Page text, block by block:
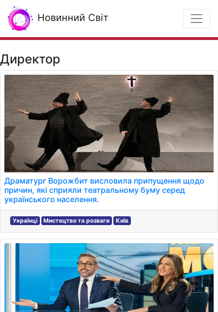
Новинний Світ
Директор
Драматург Ворожбит висловила припущення щодо
причин, які сприяли театральному буму серед
українського населення.
Українці Мистецтво та розваги Київ